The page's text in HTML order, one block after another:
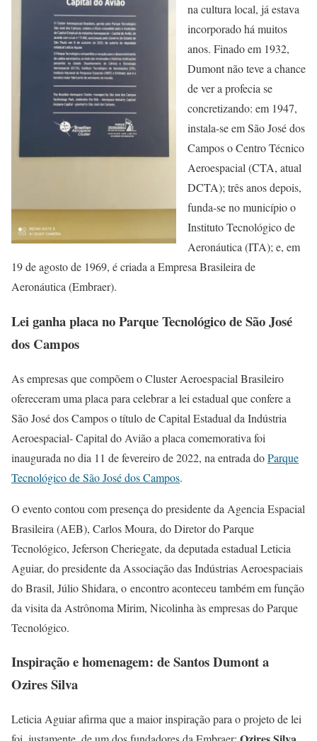
na cultura local, já estava
incorporado há muitos
anos. Finado em 1932,
Dumont não teve a chance
de ver a profecia se
concretizando: em 1947,
instala-se em São José dos
Campos o Centro Técnico
Aeroespacial (CTA, atual
DCTA); três anos depois,
funda-se no município o
Instituto Tecnológico de
Aeronáutica (ITA); e, em
19 de agosto de 1969, é criada a Empresa Brasileira de
Aeronáutica (Embraer).
Lei ganha placa no Parque Tecnológico de São José
dos Campos
As empresas que compõem o Cluster Aeroespacial Brasileiro
ofereceram uma placa para celebrar a lei estadual que confere a
São José dos Campos o título de Capital Estadual da Indústria
Aeroespacial- Capital do Avião a placa comemorativa foi
inaugurada no dia 11 de fevereiro de 2022, na entrada doParque
Tecnológico de São José dos Campos.
O evento contou com presença do presidente da Agencia Espacial
Brasileira (AEB), Carlos Moura, do Diretor do Parque
Tecnológico, Jeferson Cheriegate, da deputada estadual Leticia
Aguiar, do presidente da Associação das Indústrias Aeroespaciais
do Brasil, Júlio Shidara, o encontro aconteceu também em função
da visita da Astrônoma Mirim, Nicolinha às empresas do Parque
Tecnológico.
Inspiração e homenagem: de Santos Dumont a
Ozires Silva
Leticia Aguiar afirma que a maior inspiração para o projeto de lei